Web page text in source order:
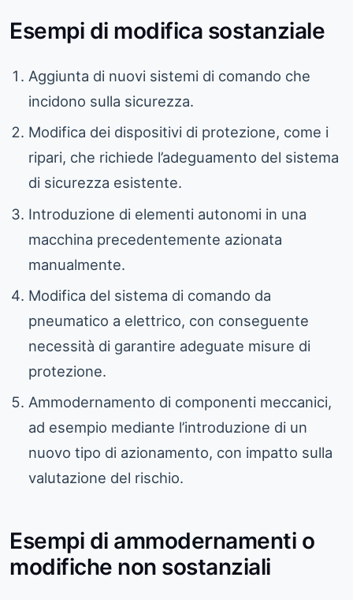
Esempi di modifica sostanziale
Aggiunta di nuovi sistemi di comando che
incidono sulla sicurezza.
Modifica dei dispositivi di protezione, come i
ripari, che richiede l’adeguamento del sistema
di sicurezza esistente.
Introduzione di elementi autonomi in una
macchina precedentemente azionata
manualmente.
Modifica del sistema di comando da
pneumatico a elettrico, con conseguente
necessità di garantire adeguate misure di
protezione.
Ammodernamento di componenti meccanici,
ad esempio mediante l’introduzione di un
nuovo tipo di azionamento, con impatto sulla
valutazione del rischio.
Esempi di ammodernamenti o
modifiche non sostanziali